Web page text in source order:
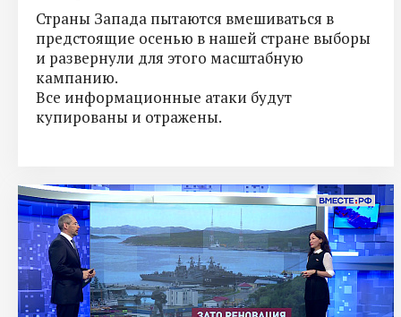
Страны Запада пытаются вмешиваться в
предстоящие осенью в нашей стране выборы
и развернули для этого масштабную
кампанию.
Все информационные атаки будут
купированы и отражены.